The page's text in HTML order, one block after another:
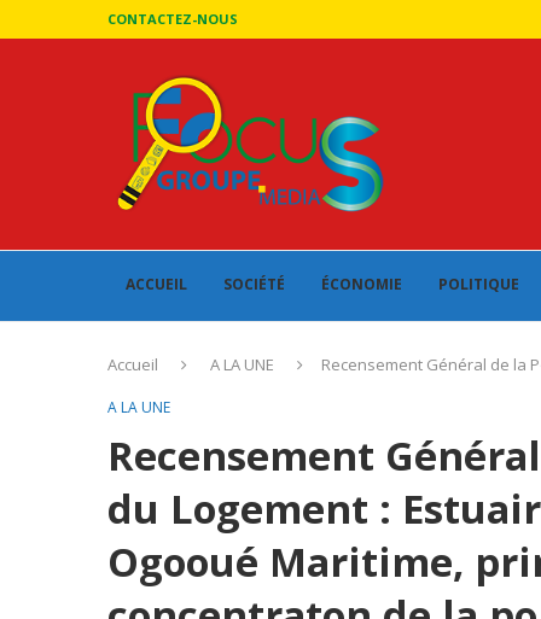
CONTACTEZ-NOUS
ACCUEIL SOCIÉTÉ ÉCONOMIE POLITIQUE
Accueil A LA UNE Recensement Général de la
A LA UNE
Recensement
du Logement :
Ogooué Maritime,